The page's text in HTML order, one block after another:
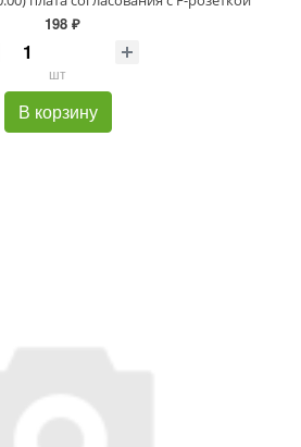
198 ₽
шт
В корзину